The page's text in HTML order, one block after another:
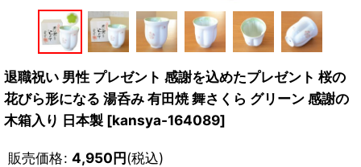
退職祝い 男性 プレゼント 感謝を込めたプレゼント 桜の
花びら形になる 湯呑み 有田焼 舞さくら グリーン 感謝の
木箱入り 日本製 [kansya-164089]
販売価格: 4,950円(税込)